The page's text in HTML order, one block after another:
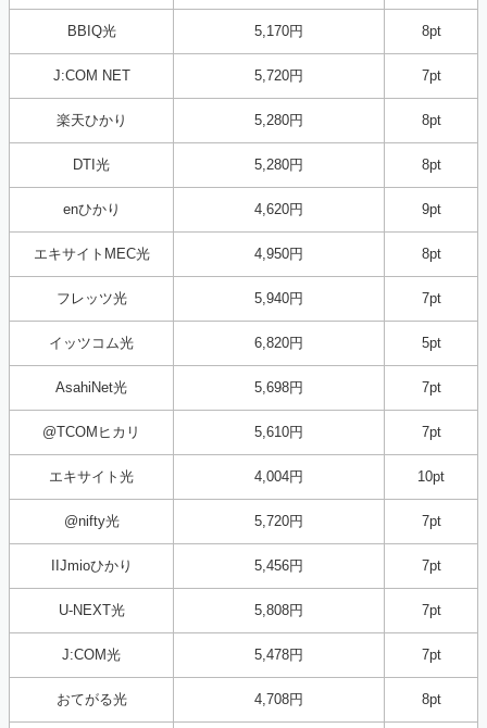
BBIQ光 5,170円 8pt
J:COM NET 5,720円 7pt
楽天ひかり 5,280円 8pt
DTI光 5,280円 8pt
enひかり 4,620円 9pt
エキサイトMEC光 4,950円 8pt
フレッツ光 5,940円 7pt
イッツコム光 6,820円 5pt
AsahiNet光 5,698円 7pt
@TCOMヒカリ 5,610円 7pt
エキサイト光 4,004円 10pt
@nifty光 5,720円 7pt
IIJmioひかり 5,456円 7pt
U-NEXT光 5,808円 7pt
J:COM光 5,478円 7pt
おてがる光 4,708円 8pt